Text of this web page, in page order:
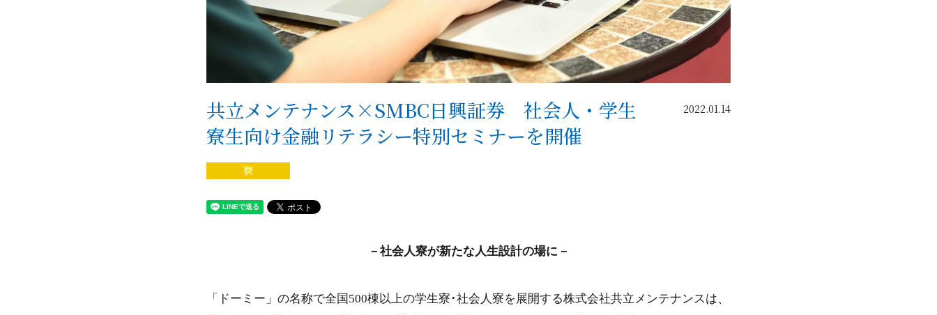
共立メンテナンス×SMBC日興証券 社会人・学生
寮生向け金融リテラシー特別セミナーを開催
2022.01.14
寮
－社会人寮が新たな人生設計の場に－
「ドーミー」の名称で全国500棟以上の学生寮･社会人寮を展開する株式会社共立メンテナンスは、